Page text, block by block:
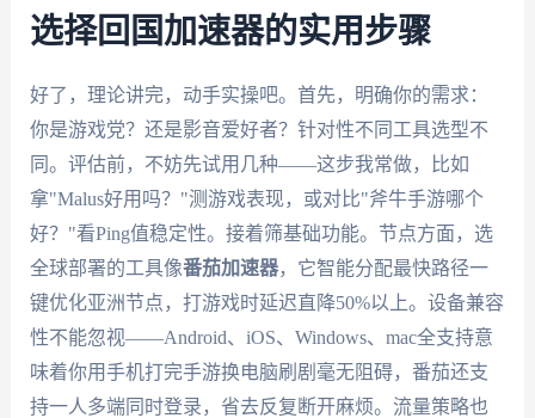
选择回国加速器的实用步骤
好了，理论讲完，动手实操吧。首先，明确你的需求：
你是游戏党？还是影音爱好者？针对性不同工具选型不
同。评估前，不妨先试用几种——这步我常做，比如
拿"Malus好用吗？"测游戏表现，或对比"斧牛手游哪个
好？"看Ping值稳定性。接着筛基础功能。节点方面，选
全球部署的工具像番茄加速器，它智能分配最快路径一
键优化亚洲节点，打游戏时延迟直降50%以上。设备兼容
性不能忽视——Android、iOS、Windows、mac全支持意
味着你用手机打完手游换电脑刷剧毫无阻碍，番茄还支
持一人多端同时登录，省去反复断开麻烦。流量策略也